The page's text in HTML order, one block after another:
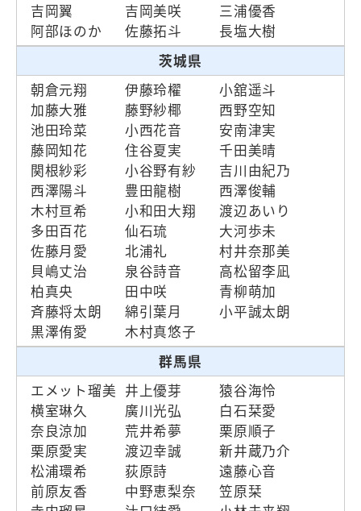
吉岡翼
吉岡美咲
三浦優香
阿部ほのか
佐藤拓斗
長塩大樹
茨城県
朝倉元翔
伊藤玲櫂
小舘遥斗
加藤大雅
藤野紗椰
西野空知
池田玲菜
小西花音
安南津実
藤岡知花
住谷夏実
千田美晴
関根紗彩
小谷野有紗
吉川由紀乃
西澤陽斗
豊田龍樹
西澤俊輔
木村亘希
小和田大翔
渡辺あいり
多田百花
仙石琉
大河歩未
佐藤月愛
北浦礼
村井奈那美
貝嶋丈治
泉谷詩音
高松留李凪
柏真央
田中咲
青柳萌加
斉藤将太朗
綿引葉月
小平誠太朗
黒澤侑愛
木村真悠子
群馬県
エメット瑠美 井上優芽
猿谷海怜
横室琳久
廣川光弘
白石栞愛
奈良涼加
荒井希夢
栗原順子
栗原愛実
渡辺幸誠
新井蔵乃介
松浦環希
荻原詩
遠藤心音
前原友香
中野恵梨奈
笠原栞